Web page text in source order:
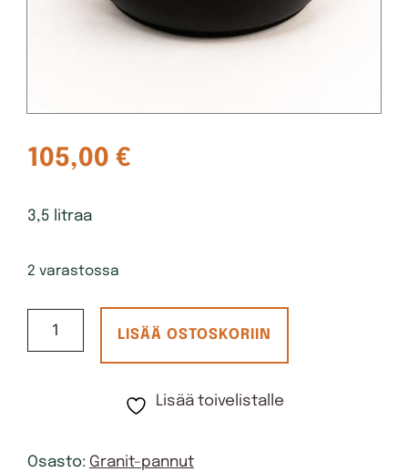
105,00 €
3,5 litraa
2 varastossa
Pata
24
Saucepan
LISÄÄ OSTOSKORIIN
Lisää toivelistalle
Osasto: Granit-pannut